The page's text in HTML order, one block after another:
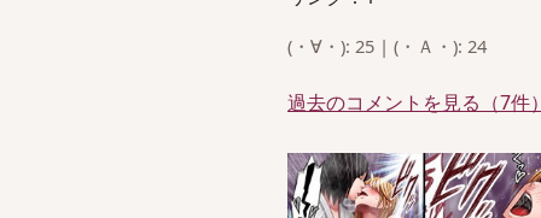
(・∀・): 25 | (・Ａ・): 24
過去のコメントを見る（7件